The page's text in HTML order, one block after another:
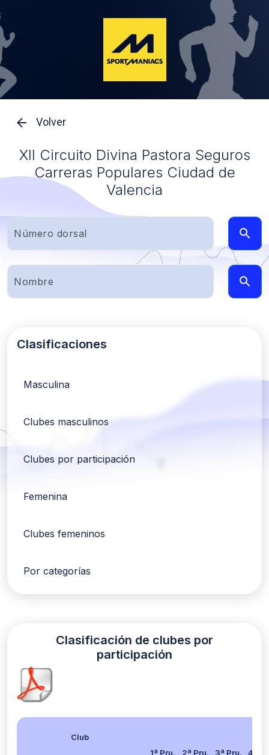
Volver
XII Circuito Divina Pastora Seguros
Carreras Populares Ciudad de
Valencia
Clasificaciones
Masculina
Clubes masculinos
Clubes por participación
Femenina
Clubes femeninos
Por categorías
Clasificación de clubes por
participación
Club
1ª Pru.
2ª Pru. 3ª Pru. 4ª